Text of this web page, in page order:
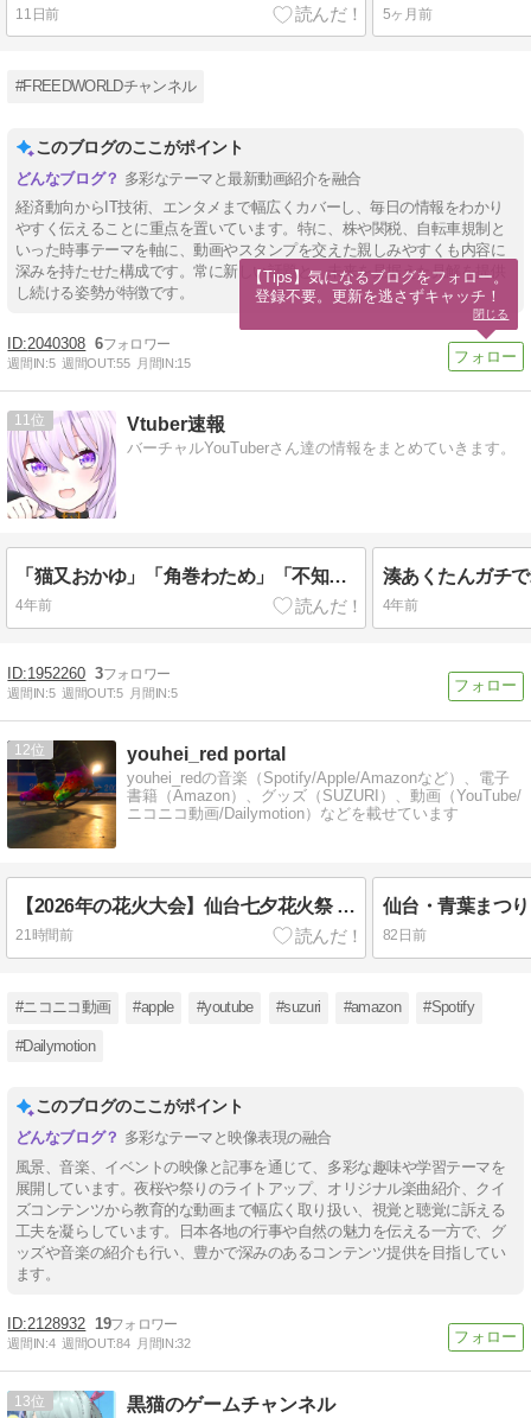
11日前 5ヶ月前
#FREEDWORLDチャンネル
このブログのここがポイント
多彩なテーマと最新動画紹介を融合
経済動向からIT技術、エンタメまで幅広くカバーし、毎日の情報をわかり
やすく伝えることに重点を置いています。特に、株や関税、自転車規制と
いった時事テーマを軸に、動画やスタンプを交えた親しみやすくも内容に
深みを持たせた構成です。常に新しい話題と、未来を見据えた見解を提供
し続ける姿勢が特徴です。
2040308 6
週間IN:5 週間OUT:55 月間IN:15
11 Vtuber速報
バーチャルYouTuberさん達の情報をまとめていきます。
「猫又おかゆ」「角巻わため」「不知火フレア」「鷹嶺ルイ」←この辺のホロメンのファンw
4年前 4年前
1952260 3
週間IN:5 週間OUT:5 月間IN:5
12 youhei_red portal
youhei_redの音楽（Spotify/Apple/Amazonなど）、電子
書籍（Amazon）、グッズ（SUZURI）、動画（YouTube/
ニコニコ動画/Dailymotion）などを載せています
【2026年の花火大会】仙台七夕花火祭 仙台城跡から 仙台 宮城 東北 2026/08/05
21時間前 82日前
#ニコニコ動画 #apple #youtube #suzuri #amazon #Spotify
#Dailymotion
このブログのここがポイント
多彩なテーマと映像表現の融合
風景、音楽、イベントの映像と記事を通じて、多彩な趣味や学習テーマを
展開しています。夜桜や祭りのライトアップ、オリジナル楽曲紹介、クイ
ズコンテンツから教育的な動画まで幅広く取り扱い、視覚と聴覚に訴える
工夫を凝らしています。日本各地の行事や自然の魅力を伝える一方で、グ
ッズや音楽の紹介も行い、豊かで深みのあるコンテンツ提供を目指してい
ます。
2128932 19
週間IN:4 週間OUT:84 月間IN:32
13 黒猫のゲームチャンネル
【Tips】気になるブログをフォロー。
登録不要。更新を逃さずキャッチ！
閉じる